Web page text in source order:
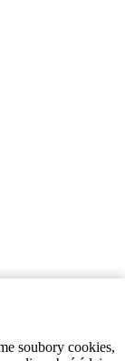
soubory cookies,